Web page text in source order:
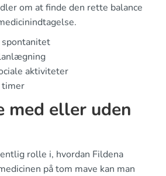
om at finde den rette balance
aktiviteter
med eller uden
rolle i, hvordan Fildena
på tom mave kan man